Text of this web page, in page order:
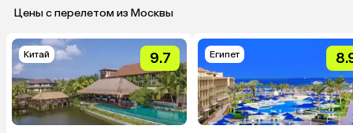
Цены с перелетом из Москвы
Китай 9.7 Египет